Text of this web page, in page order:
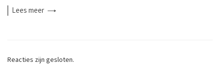
Leesmeer
Reacties zijn gesloten.